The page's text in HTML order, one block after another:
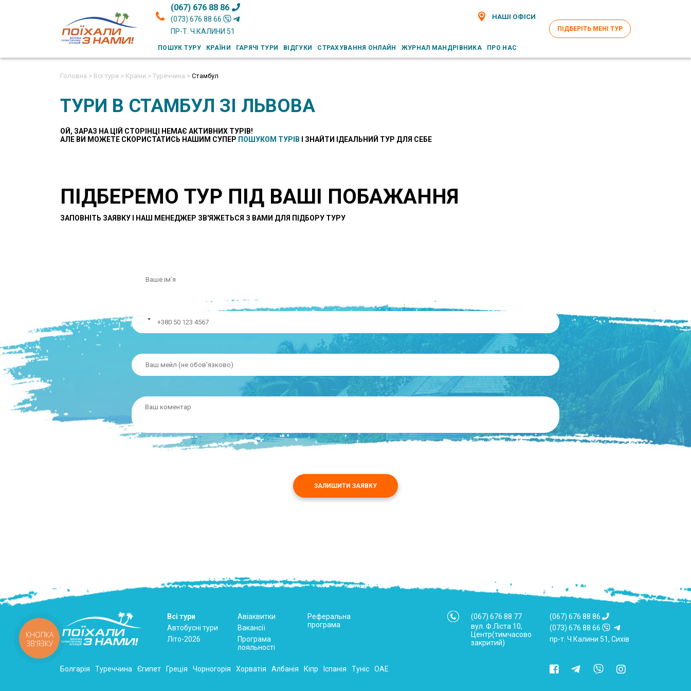
(067) 676 88 86
(073) 676 88 66
ПР-Т. Ч.КАЛИНИ 51
НАШІ ОФІСИ
ПОШУК ТУРУ КРАЇНИ ГАРЯЧІ ТУРИ ВІДГУКИ СТРАХУВАННЯ ОНЛАЙН ЖУРНАЛ МАНДРІВНИКА ПРО НАС
ПІДБЕРІТЬ МЕНІ ТУР
Головна > Всі тури > Країни > Туреччина > Стамбул
ТУРИ В СТАМБУЛ ЗІ ЛЬВОВА
ОЙ, ЗАРАЗ НА ЦІЙ СТОРІНЦІ НЕМАЄ АКТИВНИХ ТУРІВ!
AЛЕ ВИ МОЖЕТЕ СКОРИСТАТИСЬ НАШИМ СУПЕР ПОШУКОМ ТУРІВ І ЗНАЙТИ ІДЕАЛЬНИЙ ТУР ДЛЯ СЕБЕ
ПІДБЕРЕМО ТУР ПІД ВАШІ ПОБАЖАННЯ
ЗАПОВНІТЬ ЗАЯВКУ І НАШ МЕНЕДЖЕР ЗВ'ЯЖЕТЬСЯ З ВАМИ ДЛЯ ПІДБОРУ ТУРУ
ЗАЛИШИТИ ЗАЯВКУ
Всі тури
Автобусні тури
Літо-2026
Авіаквитки
Вакансії
Програма
лояльності
Реферальна
програма
(067) 676 88 77
вул. Ф.Ліста 10,
Центр(тимчасово
закритий)
(067) 676 88 86
(073) 676 88 66
пр-т. Ч.Калини 51, Сихів
Болгарія Туреччина Єгипет Греція Чорногорія Хорватія Албанія Кіпр Іспанія Туніс ОАЕ
КНОПКА
ЗВ'ЯЗКУ